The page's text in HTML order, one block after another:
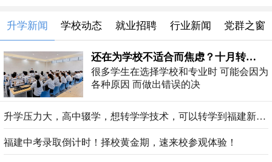
升学新闻 学校动态 就业招聘 行业新闻 党群之窗
还在为学校不适合而焦虑？十月转…
很多学生在选择学校和专业时 可能会因为
各种原因 而做出错误的决
升学压力大，高中辍学，想转学学技术，可以转学到福建新东方吗？
福建中考录取倒计时！择校黄金期，速来校参观体验！